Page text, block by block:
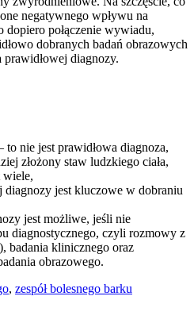
negatywnego wpływu na
dopiero połączenie wywiadu,
dobranych badań obrazowych
diagnozy.
to nie jest prawidłowa diagnoza,
złożony staw ludzkiego ciała,
wiele,
diagnozy jest kluczowe w dobraniu
jest możliwe, jeśli nie
diagnostycznego, czyli rozmowy z
badania klinicznego oraz
obrazowego.
, zespół bolesnego barku